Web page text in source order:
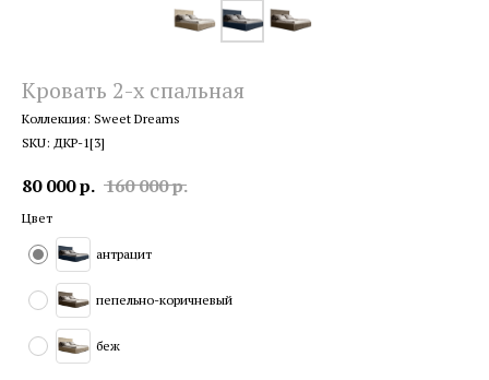
Кровать 2-х спальная
Коллекция: Sweet Dreams
SKU: ДКР-1[3]
80 000р. 160 000р.
Цвет
антрацит
пепельно-коричневый
беж